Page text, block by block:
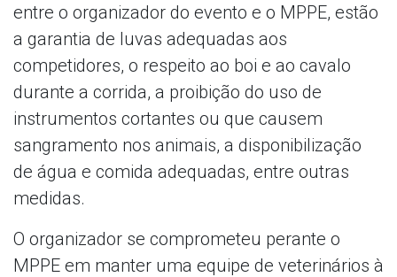
entre o organizador do evento e o MPPE, estão
a garantia de luvas adequadas aos
competidores, o respeito ao boi e ao cavalo
durante a corrida, a proibição do uso de
instrumentos cortantes ou que causem
sangramento nos animais, a disponibilização
de água e comida adequadas, entre outras
medidas.
O organizador se comprometeu perante o
MPPE em manter uma equipe de veterinários à